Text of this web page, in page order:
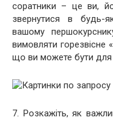
соратники – це ви,
звернутися в будь-
вашому
вимовляти горезвісне
що ви можете бути для
7. Розкажіть, як